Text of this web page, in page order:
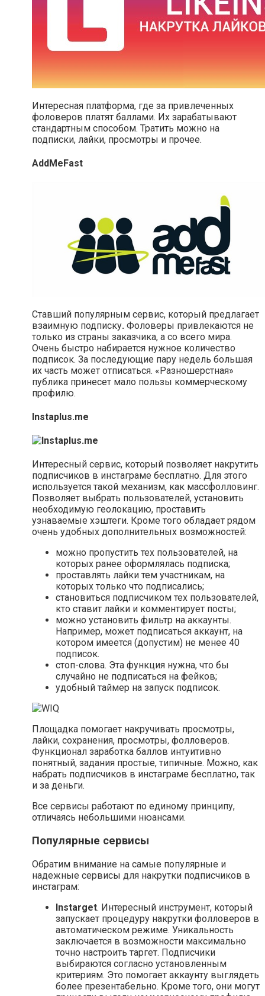
Интересная платформа, где за привлеченных
фоловеров платят баллами. Их зарабатывают
стандартным способом. Тратить можно на
подписки, лайки, просмотры и прочее.
AddMeFast
Ставший популярным сервис, который предлагает
взаимную подписку. Фоловеры привлекаются не
только из страны заказчика, а со всего мира.
Очень быстро набирается нужное количество
подписок. За последующие пару недель большая
их часть может отписаться. «Разношерстная»
публика принесет мало пользы коммерческому
профилю.
Instaplus.me
Интересный сервис, который позволяет накрутить
подписчиков в инстаграме бесплатно. Для этого
используется такой механизм, как массфолловинг.
Позволяет выбрать пользователей, установить
необходимую геолокацию, проставить
узнаваемые хэштеги. Кроме того обладает рядом
очень удобных дополнительных возможностей:
можно пропустить тех пользователей, на
которых ранее оформлялась подписка;
проставлять лайки тем участникам, на
которых только что подписались;
становиться подписчиком тех пользователей,
кто ставит лайки и комментирует посты;
можно установить фильтр на аккаунты.
Например, может подписаться аккаунт, на
котором имеется (допустим) не менее 40
подписок.
стоп-слова. Эта функция нужна, что бы
случайно не подписаться на фейков;
удобный таймер на запуск подписок.
Площадка помогает накручивать просмотры,
лайки, сохранения, просмотры, фолловеров.
Функционал заработка баллов интуитивно
понятный, задания простые, типичные. Можно, как
набрать подписчиков в инстаграме бесплатно, так
и за деньги.
Все сервисы работают по единому принципу,
отличаясь небольшими нюансами.
Популярные сервисы
Обратим внимание на самые популярные и
надежные сервисы для накрутки подписчиков в
инстаграм:
Instarget. Интересный инструмент, который
запускает процедуру накрутки фолловеров в
автоматическом режиме. Уникальность
заключается в возможности максимально
точно настроить таргет. Подписчики
выбираются согласно установленным
критериям. Это помогает аккаунту выглядеть
более презентабельно. Кроме того, они могут